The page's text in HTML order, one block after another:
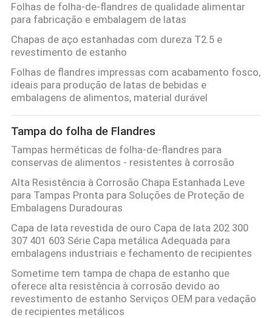
NOTÍCIAS
CASOS
PEÇA
UMAS
CITAÇÕES
MAPA
DO
SITE
POLÍTICA
DE
PRIVACIDADE
Folhas de folha-de-flandres de qualidade alimentar
para fabricação e embalagem de latas
Chapas de aço estanhadas com dureza T2.5 e
revestimento de estanho
Folhas de flandres impressas com acabamento fosco,
ideais para produção de latas de bebidas e
embalagens de alimentos, material durável
Tampa do folha de Flandres
Tampas herméticas de folha-de-flandres para
conservas de alimentos - resistentes à corrosão
Alta Resistência à Corrosão Chapa Estanhada Leve
para Tampas Pronta para Soluções de Proteção de
Embalagens Duradouras
Capa de lata revestida de ouro Capa de lata 202 300
307 401 603 Série Capa metálica Adequada para
embalagens industriais e fechamento de recipientes
Sometime tem tampa de chapa de estanho que
oferece alta resistência à corrosão devido ao
revestimento de estanho Serviços OEM para vedação
de recipientes metálicos